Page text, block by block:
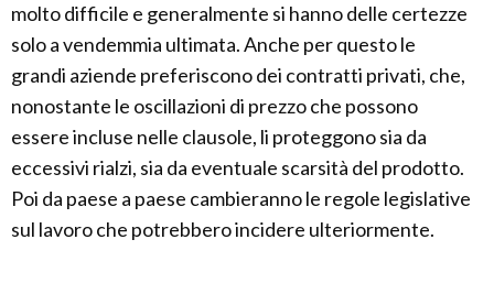
molto difficile e generalmente si hanno delle certezze
solo a vendemmia ultimata. Anche per questo le
grandi aziende preferiscono dei contratti privati, che,
nonostante le oscillazioni di prezzo che possono
essere incluse nelle clausole, li proteggono sia da
eccessivi rialzi, sia da eventuale scarsità del prodotto.
Poi da paese a paese cambieranno le regole legislative
sul lavoro che potrebbero incidere ulteriormente.